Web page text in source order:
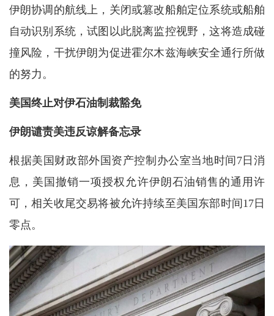
伊朗协调的航线上，关闭或篡改船舶定位系统或船舶
自动识别系统，试图以此脱离监控视野，这将造成碰
撞风险，干扰伊朗为促进霍尔木兹海峡安全通行所做
的努力。
美国终止对伊石油制裁豁免
伊朗谴责美违反谅解备忘录
根据美国财政部外国资产控制办公室当地时间7日消
息，美国撤销一项授权允许伊朗石油销售的通用许
可，相关收尾交易将被允许持续至美国东部时间17日
零点。